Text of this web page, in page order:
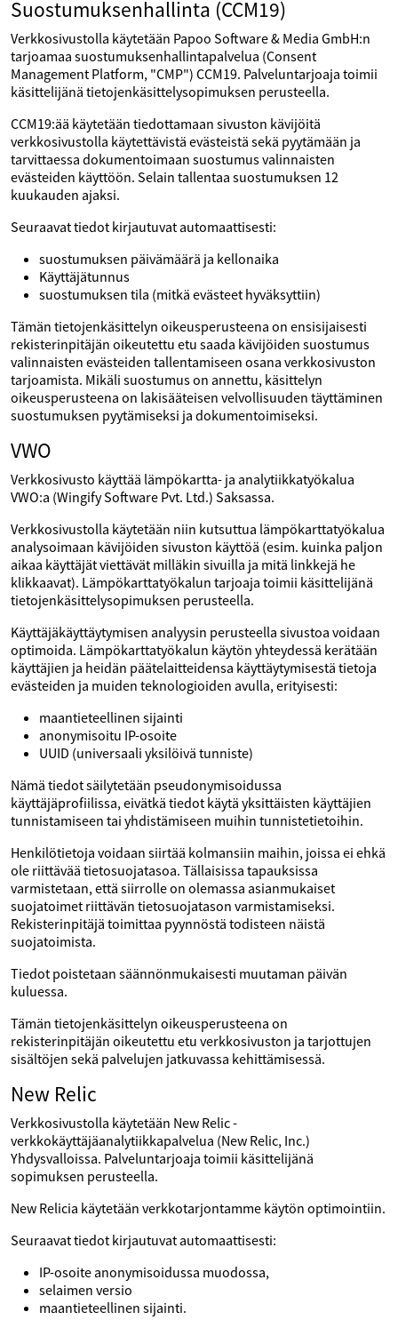
Suostumuksenhallinta (CCM19)
Verkkosivustolla käytetään Papoo Software & Media GmbH:n
tarjoamaa suostumuksenhallintapalvelua (Consent
Management Platform, "CMP") CCM19. Palveluntarjoaja toimii
käsittelijänä tietojenkäsittelysopimuksen perusteella.
CCM19:ää käytetään tiedottamaan sivuston kävijöitä
verkkosivustolla käytettävistä evästeistä sekä pyytämään ja
tarvittaessa dokumentoimaan suostumus valinnaisten
evästeiden käyttöön. Selain tallentaa suostumuksen 12
kuukauden ajaksi.
Seuraavat tiedot kirjautuvat automaattisesti:
suostumuksen päivämäärä ja kellonaika
Käyttäjätunnus
suostumuksen tila (mitkä evästeet hyväksyttiin)
Tämän tietojenkäsittelyn oikeusperusteena on ensisijaisesti
rekisterinpitäjän oikeutettu etu saada kävijöiden suostumus
valinnaisten evästeiden tallentamiseen osana verkkosivuston
tarjoamista. Mikäli suostumus on annettu, käsittelyn
oikeusperusteena on lakisääteisen velvollisuuden täyttäminen
suostumuksen pyytämiseksi ja dokumentoimiseksi.
VWO
Verkkosivusto käyttää lämpökartta- ja analytiikkatyökalua
VWO:a (Wingify Software Pvt. Ltd.) Saksassa.
Verkkosivustolla käytetään niin kutsuttua lämpökarttatyökalua
analysoimaan kävijöiden sivuston käyttöä (esim. kuinka paljon
aikaa käyttäjät viettävät milläkin sivuilla ja mitä linkkejä he
klikkaavat). Lämpökarttatyökalun tarjoaja toimii käsittelijänä
tietojenkäsittelysopimuksen perusteella.
Käyttäjäkäyttäytymisen analyysin perusteella sivustoa voidaan
optimoida. Lämpökarttatyökalun käytön yhteydessä kerätään
käyttäjien ja heidän päätelaitteidensa käyttäytymisestä tietoja
evästeiden ja muiden teknologioiden avulla, erityisesti:
maantieteellinen sijainti
anonymisoitu IP-osoite
UUID (universaali yksilöivä tunniste)
Nämä tiedot säilytetään pseudonymisoidussa
käyttäjäprofiilissa, eivätkä tiedot käytä yksittäisten käyttäjien
tunnistamiseen tai yhdistämiseen muihin tunnistetietoihin.
Henkilötietoja voidaan siirtää kolmansiin maihin, joissa ei ehkä
ole riittävää tietosuojatasoa. Tällaisissa tapauksissa
varmistetaan, että siirrolle on olemassa asianmukaiset
suojatoimet riittävän tietosuojatason varmistamiseksi.
Rekisterinpitäjä toimittaa pyynnöstä todisteen näistä
suojatoimista.
Tiedot poistetaan säännönmukaisesti muutaman päivän
kuluessa.
Tämän tietojenkäsittelyn oikeusperusteena on
rekisterinpitäjän oikeutettu etu verkkosivuston ja tarjottujen
sisältöjen sekä palvelujen jatkuvassa kehittämisessä.
New Relic
Verkkosivustolla käytetään New Relic -
verkkokäyttäjäanalytiikkapalvelua (New Relic, Inc.)
Yhdysvalloissa. Palveluntarjoaja toimii käsittelijänä
sopimuksen perusteella.
New Relicia käytetään verkkotarjontamme käytön optimointiin.
Seuraavat tiedot kirjautuvat automaattisesti:
IP-osoite anonymisoidussa muodossa,
selaimen versio
maantieteellinen sijainti.